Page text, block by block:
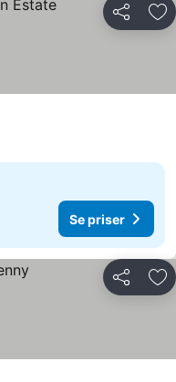
Del
Se priser
Del